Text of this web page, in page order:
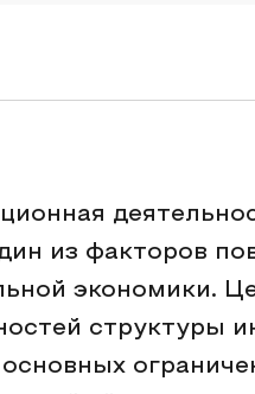
из факторов
экономики.
структуры